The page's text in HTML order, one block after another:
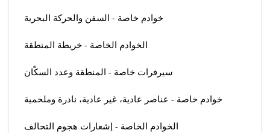
خوادم خاصة - السفن والحركة البحرية
الخوادم الخاصة - خريطة المنطقة
سيرفرات خاصة - المنطقة وعدد السكّان
خوادم خاصة - عناصر عادية، غير عادية، نادرة وملحمية
الخوادم الخاصة - إشعارات هجوم التحالف